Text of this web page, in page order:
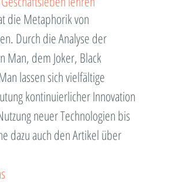
die Metaphorik von
Durch die Analyse der
Man, dem Joker, Black
lassen sich vielfältige
kontinuierlicher Innovation
neuer Technologien bis
dazu auch den Artikel über